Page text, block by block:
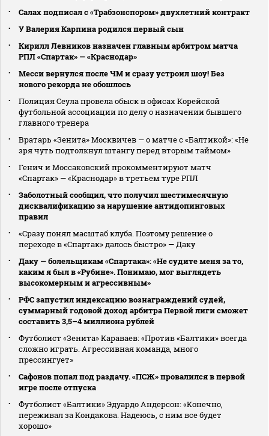
Салах подписал с «Трабзонспором» двухлетний контракт
У Валерия Карпина родился первый сын
Кирилл Левников назначен главным арбитром матча
РПЛ «Спартак» — «Краснодар»
Месси вернулся после ЧМ и сразу устроил шоу! Без
нового рекорда не обошлось
Полиция Сеула провела обыск в офисах Корейской
футбольной ассоциации по делу о назначении бывшего
главного тренера
Вратарь «Зенита» Москвичев — о матче с «Балтикой»: «Не
зря чуть подтолкнул штангу перед вторым таймом»
Генич и Моссаковский прокомментируют матч
«Спартак» — «Краснодар» в третьем туре РПЛ
Заболотный сообщил, что получил шестимесячную
дисквалификацию за нарушение антидопинговых
правил
«Сразу понял масштаб клуба. Поэтому решение о
переходе в «Спартак» далось быстро» — Даку
Даку — болельщикам «Спартака»: «Не судите меня за то,
каким я был в «Рубине». Понимаю, мог выглядеть
высокомерным и агрессивным»
РФС запустил индексацию вознаграждений судей,
суммарный годовой доход арбитра Первой лиги сможет
составить 3,5–4 миллиона рублей
Футболист «Зенита» Караваев: «Против «Балтики» всегда
сложно играть. Агрессивная команда, много
прессингует»
Сафонов попал под раздачу. «ПСЖ» провалился в первой
игре после отпуска
Футболист «Балтики» Эдуардо Андерсон: «Конечно,
переживал за Кондакова. Надеюсь, с ним все будет
хорошо»